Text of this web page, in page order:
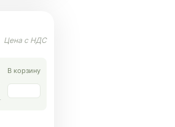
В корзину